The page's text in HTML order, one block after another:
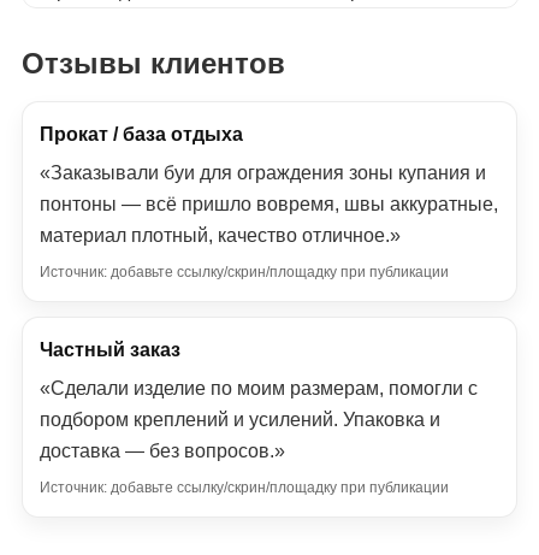
Отзывы клиентов
Прокат / база отдыха
«Заказывали буи для ограждения зоны купания и
понтоны — всё пришло вовремя, швы аккуратные,
материал плотный, качество отличное.»
Источник: добавьте ссылку/скрин/площадку при публикации
Частный заказ
«Сделали изделие по моим размерам, помогли с
подбором креплений и усилений. Упаковка и
доставка — без вопросов.»
Источник: добавьте ссылку/скрин/площадку при публикации